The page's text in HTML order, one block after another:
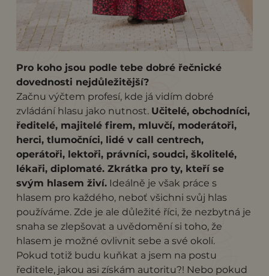
Pro koho jsou podle tebe dobré řečnické
dovednosti nejdůležitější?
Začnu výčtem profesí, kde já vidím dobré
zvládání hlasu jako nutnost. Učitelé, obchodníci,
ředitelé, majitelé firem, mluvčí, moderátoři,
herci, tlumočníci, lidé v call centrech,
operátoři, lektoři, právníci, soudci, školitelé,
lékaři, diplomaté. Zkrátka pro ty, kteří se
svým hlasem živí.Ideálně je však práce s
hlasem pro každého, neboť všichni svůj hlas
používáme. Zde je ale důležité říci, že nezbytná je
snaha se zlepšovat a uvědomění si toho, že
hlasem je možné ovlivnit sebe a své okolí.
Pokud totiž budu kuňkat a jsem na postu
ředitele, jakou asi získám autoritu?! Nebo pokud